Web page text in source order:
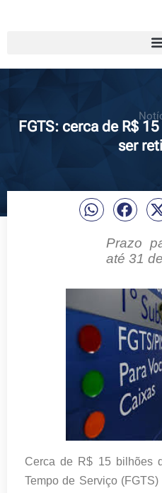
FGTS: cerca de R$
ser
Prazo
até 31
Cerca de R$ 15 bilhões
Tempo de Serviço